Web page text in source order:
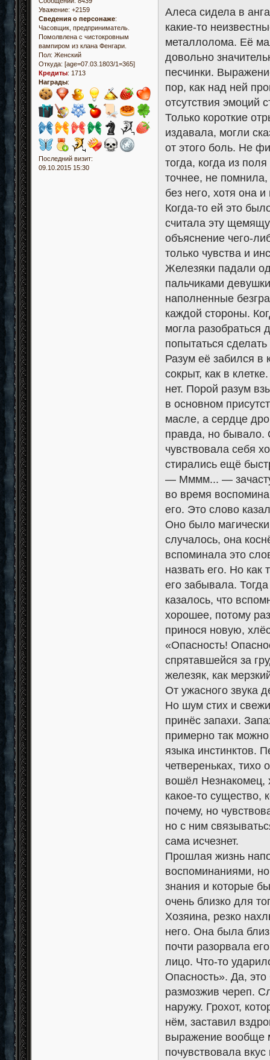
Уважение: +2159
Сведения о персонаже:
Часовщик, предприниматель.
Помолвлена с чистокровным
вампиром из клана Фенгари.
Пол: Женский
Откуда: [age=07.03.1803/1=365]
Кредиты: 1713
Награды:
Последний визит:
09.10.2015 15:30
Алеса сидела в
какие-то
металлолома. Её
довольно
песчинки.
пор, как над ней
отсутствия эмоций
Только короткие
издавала, могли
от этого боль. Не
тогда, когда из
точнее, не
без него, хотя она
Когда-то ей это
считала эту
объяснение чего-
только чувства и
Железяки падали
пальчиками
наполненные
каждой стороны.
могла разобраться
попытаться сделать
Разум её забился в
сокрыт, как в
нет. Порой разум
в основном
масле, а сердце
правда, но бывало.
чувствовала себя
стирались ещё
— Мммм... —
во время
его. Это слово
Оно было
случалось, она
вспоминала это
назвать его. Но как
его забывала.
казалось, что
хорошее, потому
принося новую,
«Опасность!
спрятавшейся за
железяк, как
От ужасного звука
Но шум стих и
принёс запахи.
примерно так
языка инстинктов.
четвереньках, тихо
вошёл Незнакомец,
какое-то существо,
почему, но
но с ним
сама исчезнет.
Прошлая жизнь
воспоминаниями,
знания и которые
очень близко для
Хозяина, резко
него. Она была
почти разорвала
лицо. Что-то
Опасность». Да,
размозжив череп.
наружу. Грохот,
нём, заставил
выражение вообще
почувствовала